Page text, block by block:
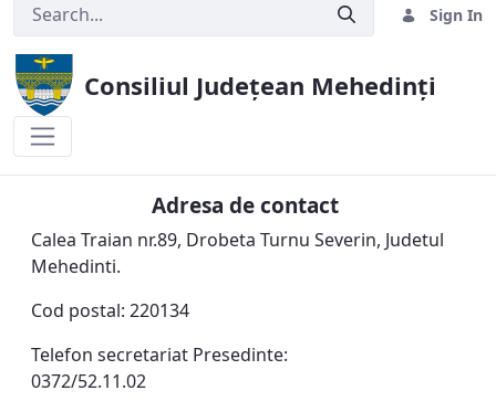
Sign In
Consiliul Județean Mehedinți
Adresa de contact
Calea Traian nr.89, Drobeta Turnu Severin, Judetul
Mehedinti.
Cod postal: 220134
Telefon secretariat Presedinte:
0372/52.11.02